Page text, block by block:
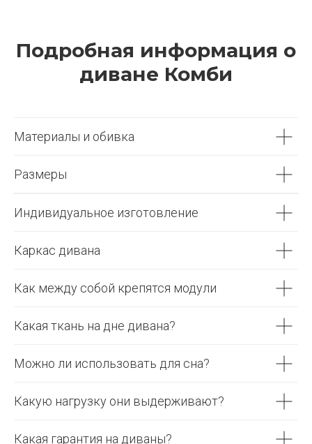
Подробная информация о
диване Комби
Материалы и обивка
Размеры
Индивидуальное изготовление
Каркас дивана
Как между собой крепятся модули
Какая ткань на дне дивана?
Можно ли использовать для сна?
Какую нагрузку они выдерживают?
Какая гарантия на диваны?